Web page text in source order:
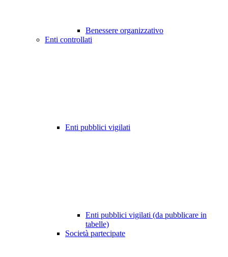
Benessere organizzativo
Enti controllati
Enti pubblici vigilati
Enti pubblici vigilati (da pubblicare in
tabelle)
Società partecipate